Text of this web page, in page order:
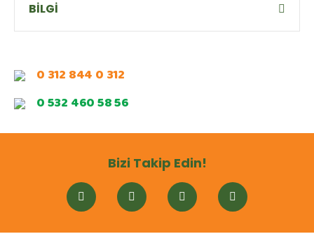
BİLGİ
0 312 844 0 312
0 532 460 58 56
Bizi Takip Edin!